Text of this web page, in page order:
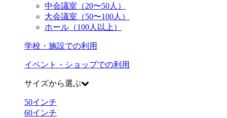
中会議室（20〜50人）
大会議室（50〜100人）
ホール（100人以上）
学校・施設での利用
イベント・ショップでの利用
サイズから選ぶ
50インチ
60インチ